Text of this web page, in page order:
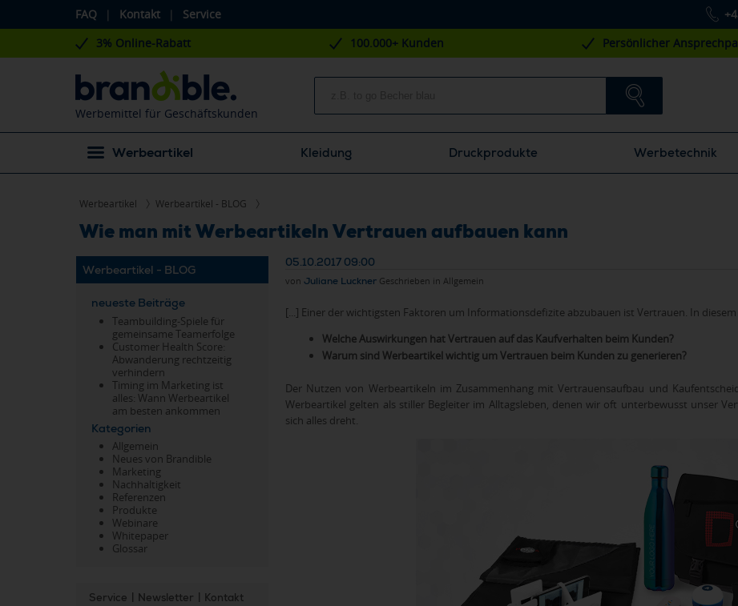
FAQ | Kontakt | Service
3% Online-Rabatt 100.000+ Kunden Persönlicher
Werbemittel für Geschäftskunden
Werbeartikel Kleidung Druckprodukte Werbetechnik
Werbeartikel Werbeartikel - BLOG
Wie man mit Werbeartikeln Vertrauen aufbauen kann
Werbeartikel - BLOG
neueste Beiträge
Teambuilding-Spiele für
gemeinsame Teamerfolge
Customer Health Score:
Abwanderung rechtzeitig
verhindern
Timing im Marketing ist
alles: Wann Werbeartikel
am besten ankommen
Kategorien
Allgemein
Neues von Brandible
Marketing
Nachhaltigkeit
Referenzen
Produkte
Webinare
Whitepaper
Glossar
Service Newsletter Kontakt
05.10.2017 09:00
von Juliane Luckner Geschrieben in Allgemein
[...] Einer der wichtigsten Faktoren um Informationsdefizite abzubauen ist Vertrauen. In
Welche Auswirkungen hat Vertrauen auf das Kaufverhalten beim Kunden?
Warum sind Werbeartikel wichtig um Vertrauen beim Kunden zu generieren?
Der Nutzen von Werbeartikeln im Zusammenhang mit Vertrauensaufbau und
Werbeartikel gelten als stiller Begleiter im Alltagsleben, denen wir oft unterbewusst unser
sich alles dreht.